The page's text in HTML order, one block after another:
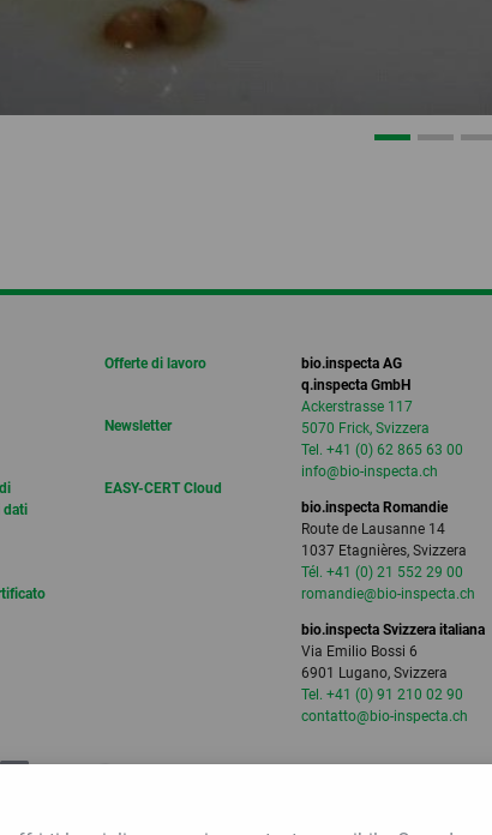
dati
Offerte di lavoro
Newsletter
EASY-CERT Cloud
bio.inspecta AG
q.inspecta GmbH
Ackerstrasse 117
5070 Frick, Svizzera
Tel. +41 (0) 62 865 63 00
info@bio-inspecta.ch
bio.inspecta Romandie
Route de Lausanne 14
1037 Etagnières, Svizzera
Tél. +41 (0) 21 552 29 00
romandie@bio-inspecta.ch
bio.inspecta Svizzera italiana
Via Emilio Bossi 6
6901 Lugano, Svizzera
Tel. +41 (0) 91 210 02 90
contatto@bio-inspecta.ch